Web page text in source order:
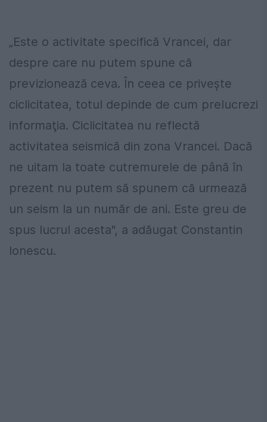
„Este o activitate specifică Vrancei, dar
despre care nu putem spune că
previzionează ceva. În ceea ce priveşte
ciclicitatea, totul depinde de cum prelucrezi
informaţia. Ciclicitatea nu reflectă
activitatea seismică din zona Vrancei. Dacă
ne uitam la toate cutremurele de până în
prezent nu putem să spunem că urmează
un seism la un număr de ani. Este greu de
spus lucrul acesta", a adăugat Constantin
Ionescu.